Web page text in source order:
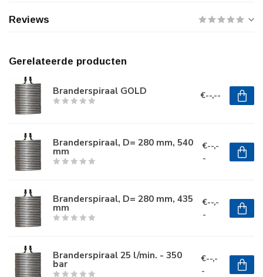
Reviews
Gerelateerde producten
Branderspiraal GOLD €--,--
Branderspiraal, D= 280 mm, 540
mm
€--,-
-
Branderspiraal, D= 280 mm, 435
mm
€--,-
-
Branderspiraal 25 l/min. - 350
bar
€--,-
-